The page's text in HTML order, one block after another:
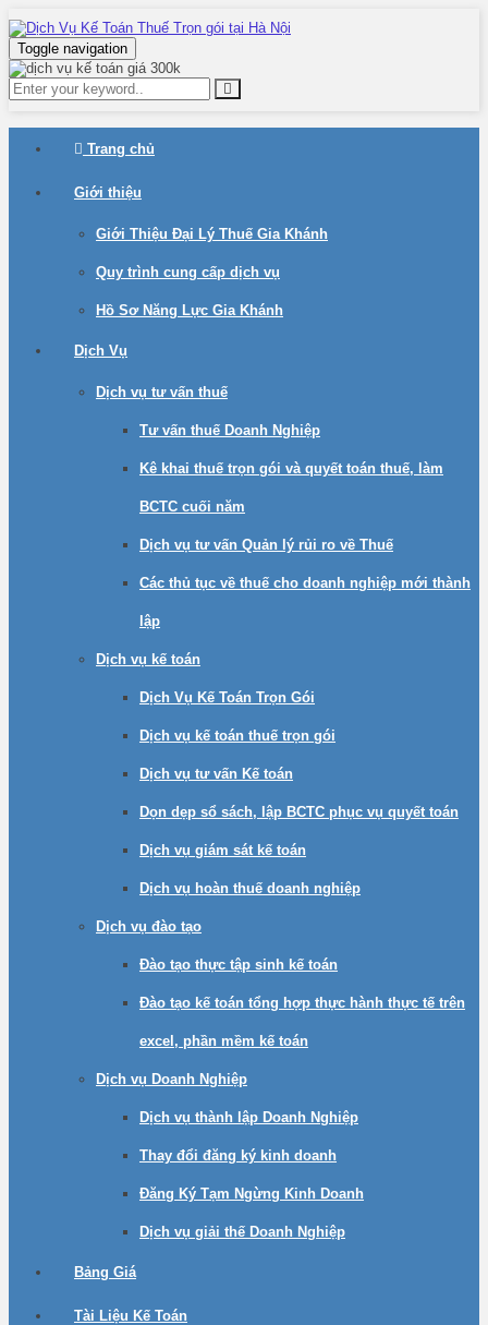
Toggle navigation
Trang chủ
Giới thiệu
Giới Thiệu Đại Lý Thuế Gia Khánh
Quy trình cung cấp dịch vụ
Hồ Sơ Năng Lực Gia Khánh
Dịch Vụ
Dịch vụ tư vấn thuế
Tư vấn thuế Doanh Nghiệp
Kê khai thuế trọn gói và quyết toán thuế, làm
BCTC cuối năm
Dịch vụ tư vấn Quản lý rủi ro về Thuế
Các thủ tục về thuế cho doanh nghiệp mới thành
lập
Dịch vụ kế toán
Dịch Vụ Kế Toán Trọn Gói
Dịch vụ kế toán thuế trọn gói
Dịch vụ tư vấn Kế toán
Dọn dẹp sổ sách, lập BCTC phục vụ quyết toán
Dịch vụ giám sát kế toán
Dịch vụ hoàn thuế doanh nghiệp
Dịch vụ đào tạo
Đào tạo thực tập sinh kế toán
Đào tạo kế toán tổng hợp thực hành thực tế trên
excel, phần mềm kế toán
Dịch vụ Doanh Nghiệp
Dịch vụ thành lập Doanh Nghiệp
Thay đổi đăng ký kinh doanh
Đăng Ký Tạm Ngừng Kinh Doanh
Dịch vụ giải thế Doanh Nghiệp
Bảng Giá
Tài Liệu Kế Toán